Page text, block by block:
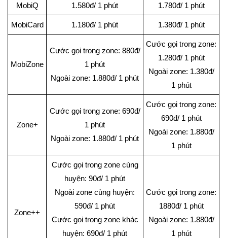
MobiQ 1.580đ/ 1 phút 1.780đ/ 1 phút
MobiCard 1.180đ/ 1 phút 1.380đ/ 1 phút
MobiZone
Cước gọi trong zone: 880đ/
1 phút
Ngoài zone: 1.880đ/ 1 phút
Cước gọi trong zone:
1.280đ/ 1 phút
Ngoài zone: 1.380đ/
1 phút
Zone+
Cước gọi trong zone: 690đ/
1 phút
Ngoài zone: 1.880đ/ 1 phút
Cước gọi trong zone:
690đ/ 1 phút
Ngoài zone: 1.880đ/
1 phút
Zone++
Cước gọi trong zone cùng
huyện: 90đ/ 1 phút
Ngoài zone cùng huyện:
590đ/ 1 phút
Cước gọi trong zone khác
huyện: 690đ/ 1 phút
Cước gọi trong zone:
1880đ/ 1 phút
Ngoài zone: 1.880đ/
1 phút